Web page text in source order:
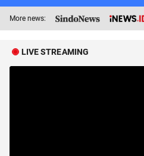
More news:
LIVE STREAMING